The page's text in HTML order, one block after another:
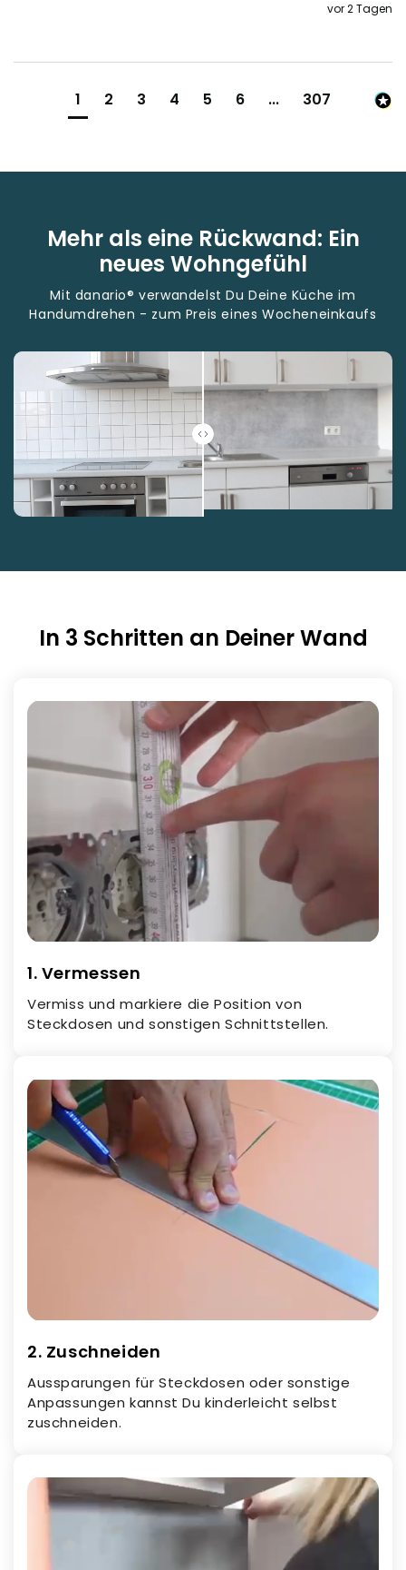
vor 2 Tagen
1 2 3 4 5 6 ... 307
Mehr als eine Rückwand: Ein
neues Wohngefühl
Mit danario® verwandelst Du Deine Küche im
Handumdrehen - zum Preis eines Wocheneinkaufs
In 3 Schritten an Deiner Wand
1. Vermessen
Vermiss und markiere die Position von
Steckdosen und sonstigen Schnittstellen.
2. Zuschneiden
Aussparungen für Steckdosen oder sonstige
Anpassungen kannst Du kinderleicht selbst
zuschneiden.